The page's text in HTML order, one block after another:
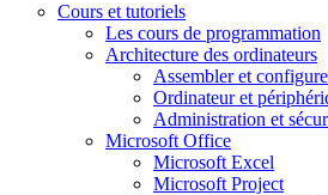
Cours et tutoriels
Les cours de programmation
Architecture des ordinateurs
Assembler et
Ordinateur et
Administration et
Microsoft Office
Microsoft Excel
Microsoft Project